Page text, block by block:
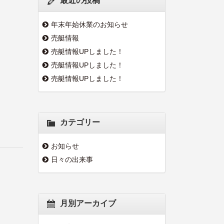
年末年始休業のお知らせ
売艇情報
売艇情報UPしました！
売艇情報UPしました！
売艇情報UPしました！
カテゴリー
お知らせ
日々の出来事
月別アーカイブ